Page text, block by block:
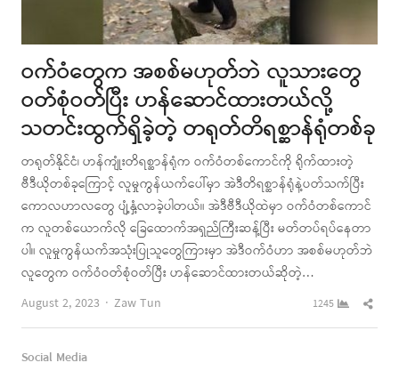
ဝက်ဝံတွေက အစစ်မဟုတ်ဘဲ လူသားတွေ
ဝတ်စုံဝတ်ပြီး ဟန်ဆောင်ထားတယ်လို့
သတင်းထွက်ရှိခဲ့တဲ့ တရုတ်တိရစ္ဆာန်ရုံတစ်ခု
တရုတ်နိုင်ငံ၊ ဟန်ကျုံးတိရစ္ဆာန်ရုံက ဝက်ဝံတစ်ကောင်ကို ရိုက်ထားတဲ့
ဗီဒီယိုတစ်ခုကြောင့် လူမှုကွန်ယက်ပေါ်မှာ အဲဒီတိရစ္ဆာန်ရုံနဲ့ပတ်သက်ပြီး
ကောလဟာလတွေ ပျံ့နှံ့လာခဲ့ပါတယ်။ အဲဒီဗီဒီယိုထဲမှာ ဝက်ဝံတစ်ကောင်
က လူတစ်ယောက်လို ခြေထောက်အရှည်ကြီးဆန့်ပြီး မတ်တပ်ရပ်နေတာ
ပါ။ လူမှုကွန်ယက်အသုံးပြုသူတွေကြားမှာ အဲဒီဝက်ဝံဟာ အစစ်မဟုတ်ဘဲ
လူတွေက ဝက်ဝံဝတ်စုံဝတ်ပြီး ဟန်ဆောင်ထားတယ်ဆိုတဲ့…
August 2, 2023
Author
Zaw Tun 1245
Social Media